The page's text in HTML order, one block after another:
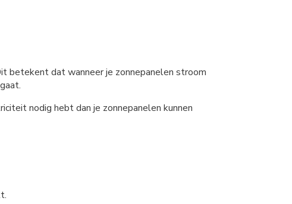
betekent dat wanneer je zonnepanelen stroom
nodig hebt dan je zonnepanelen kunnen